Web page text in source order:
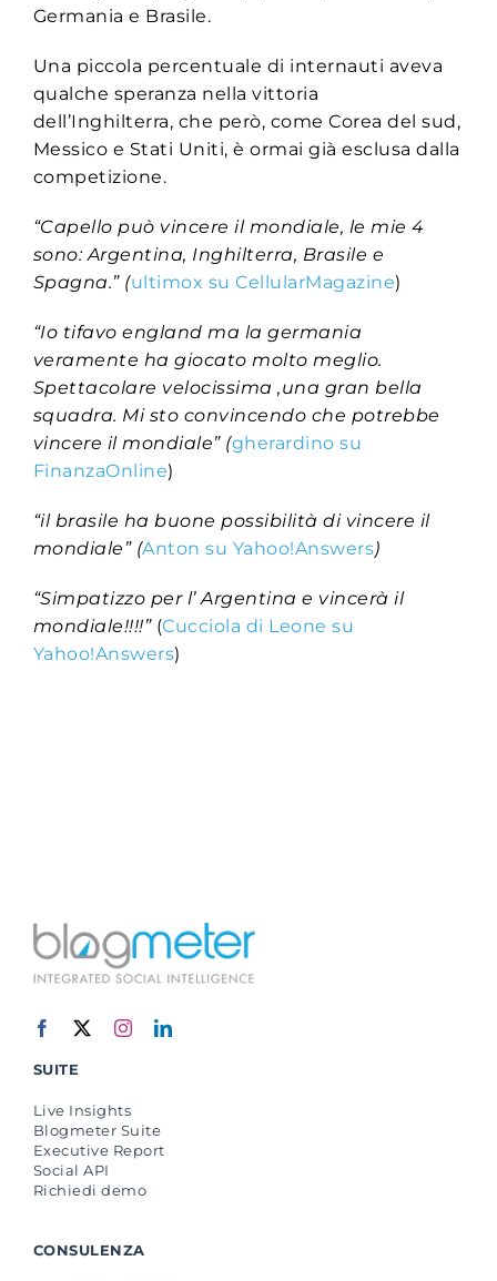
Germania e Brasile.
Una piccola percentuale di internauti aveva
qualche speranza nella vittoria
dell’Inghilterra, che però, come Corea del sud,
Messico e Stati Uniti, è ormai già esclusa dalla
competizione.
“Capello può vincere il mondiale, le mie 4
sono: Argentina, Inghilterra, Brasile e
Spagna.” (ultimox su CellularMagazine)
“Io tifavo england ma la germania
veramente ha giocato molto meglio.
Spettacolare velocissima ,una gran bella
squadra. Mi sto convincendo che potrebbe
vincere il mondiale” (gherardino su
FinanzaOnline)
“il brasile ha buone possibilità di vincere il
mondiale” (Anton su Yahoo!Answers)
“Simpatizzo per l’ Argentina e vincerà il
mondiale!!!!” (Cucciola di Leone su
Yahoo!Answers)
SUITE
Live Insights
Blogmeter Suite
Executive Report
Social API
Richiedi demo
CONSULENZA